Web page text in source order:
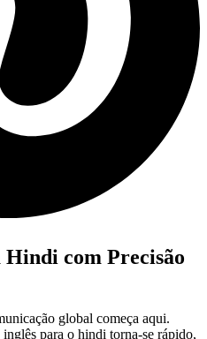
com Precisão
global começa aqui.
para o hindi torna-se rápido,